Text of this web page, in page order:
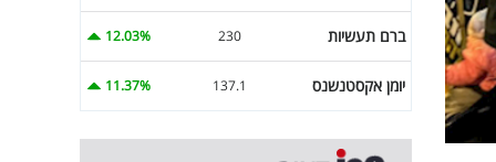
ברם תעשיות 230
12.03%
יומן אקסטנשנס 137.1
11.37%